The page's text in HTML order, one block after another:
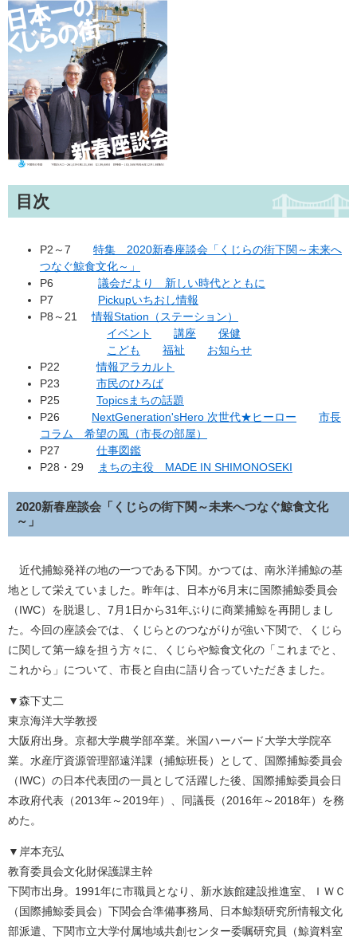
目次
P2～7 特集 2020新春座談会「くじらの街下関～未来へ
つなぐ鯨食文化～」
P6 議会だより 新しい時代とともに
P7 Pickupいちおし情報
P8～21情報Station（ステーション）
イベント
講座
保健
こども
福祉
お知らせ
P22情報アラカルト
P23 市民のひろば
P25 Topicsまちの話題
P26 NextGeneration'sHero 次世代★ヒーロー
市長
コラム 希望の風（市長の部屋）
P27 仕事図鑑
P28・29
まちの主役 MADE IN SHIMONOSEKI
2020新春座談会「くじらの街下関～未来へつなぐ鯨食文化
～」
近代捕鯨発祥の地の一つである下関。かつては、南氷洋捕鯨の基
地として栄えていました。昨年は、日本が6月末に国際捕鯨委員会
（IWC）を脱退し、7月1日から31年ぶりに商業捕鯨を再開しまし
た。今回の座談会では、くじらとのつながりが強い下関で、くじら
に関して第一線を担う方々に、くじらや鯨食文化の「これまでと、
これから」について、市長と自由に語り合っていただきました。
▼森下丈二
東京海洋大学教授
大阪府出身。京都大学農学部卒業。米国ハーバード大学大学院卒
業。水産庁資源管理部遠洋課（捕鯨班長）として、国際捕鯨委員会
（IWC）の日本代表団の一員として活躍した後、国際捕鯨委員会日
本政府代表（2013年～2019年）、同議長（2016年～2018年）を務
めた。
▼岸本充弘
教育委員会文化財保護課主幹
下関市出身。1991年に市職員となり、新水族館建設推進室、ＩＷＣ
（国際捕鯨委員会）下関会合準備事務局、日本鯨類研究所情報文化
部派遣、下関市立大学付属地域共創センター委嘱研究員（鯨資料室